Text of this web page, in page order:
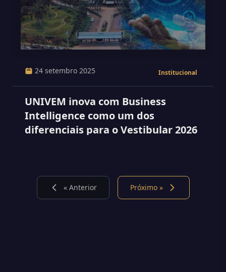
24 setembro 2025 Institucional
UNIVEM inova com Business
Intelligence como um dos
diferenciais para o Vestibular 2026
« Anterior Próximo »